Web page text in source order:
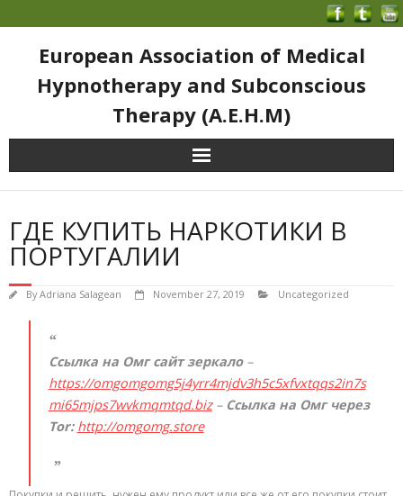
European Association of Medical
Hypnotherapy and Subconscious
Therapy (A.E.H.M)
ГДЕ КУПИТЬ НАРКОТИКИ В
ПОРТУГАЛИИ
ByAdriana Salagean November 27, 2019 Uncategorized
Ссылка на Омг сайт зеркало–
https://omgomgomg5j4yrr4mjdv3h5c5xfvxtqqs2in7s
mi65mjps7wvkmqmtqd.biz– Ссылка на Омг через
Tor: http://omgomg.store